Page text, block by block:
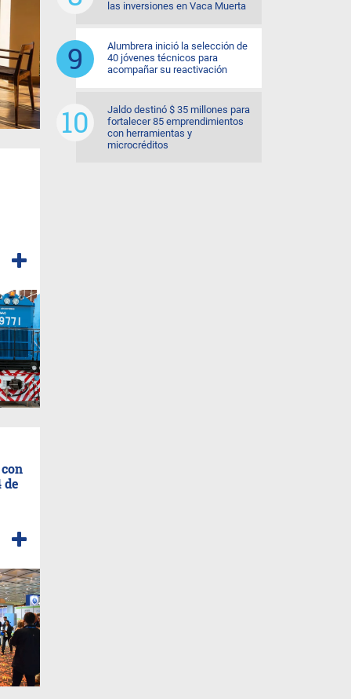
de
las inversiones en Vaca Muerta
Alumbrera inició la selección de
40 jóvenes técnicos para
acompañar su reactivación
Jaldo destinó $ 35 millones para
fortalecer 85 emprendimientos
con herramientas y
microcréditos